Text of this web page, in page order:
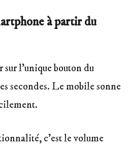
à partir du
l’unique bouton du
secondes. Le mobile sonne
c’est le volume